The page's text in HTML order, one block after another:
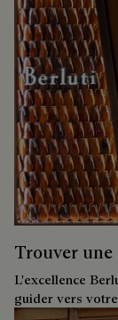
Trouver
L'excellence
guider vers